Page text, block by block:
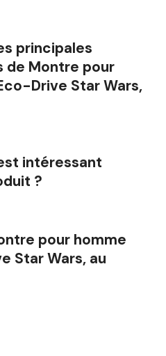
principales
Montre pour
Drive Star Wars,
intéressant
?
pour homme
Star Wars, au